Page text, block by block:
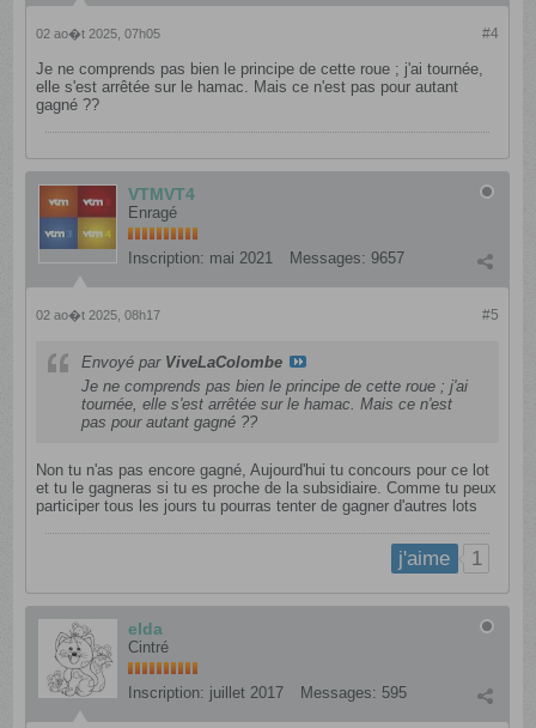
#4
02 ao�t 2025, 07h05
Je ne comprends pas bien le principe de cette roue ; j'ai tournée,
elle s'est arrêtée sur le hamac. Mais ce n'est pas pour autant
gagné ??
VTMVT4
Enragé
Inscription: mai 2021 Messages: 9657
#5
02 ao�t 2025, 08h17
Envoyé par ViveLaColombe
Je ne comprends pas bien le principe de cette roue ; j'ai
tournée, elle s'est arrêtée sur le hamac. Mais ce n'est
pas pour autant gagné ??
Non tu n'as pas encore gagné, Aujourd'hui tu concours pour ce lot
et tu le gagneras si tu es proche de la subsidiaire. Comme tu peux
participer tous les jours tu pourras tenter de gagner d'autres lots
j'aime 1
elda
Cintré
Inscription: juillet 2017 Messages: 595